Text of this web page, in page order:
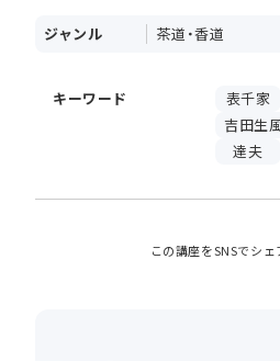
ジャンル 茶道・香道
キーワード 表千家
吉田生
達夫
この講座をSNSでシェ